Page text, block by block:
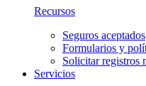
Recursos
Seguros aceptados
Formularios y
Solicitar registros
Servicios